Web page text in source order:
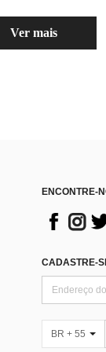
Ver mais
ENCONTRE-
CADASTRE-
BR + 55